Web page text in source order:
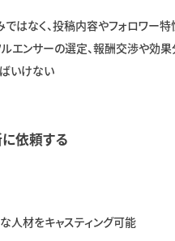
ではなく、投稿内容やフォロワー
ルエンサーの選定、報酬交渉や効
いけない
依頼する
人材をキャスティング可能